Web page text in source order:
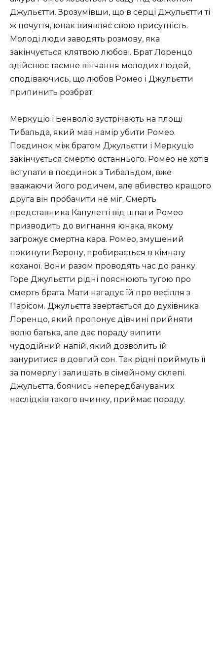
Джульєтти. Зрозумівши, що в серці Джульєтти ті
ж почуття, юнак виявляє свою присутність.
Молоді люди заводять розмову, яка
закінчується клятвою любові. Брат Лоренцо
здійснює таємне вінчання молодих людей,
сподіваючись, що любов Ромео і Джульєтти
припинить розбрат.
Меркуціо і Бенволіо зустрічають на площі
Тибальда, який мав намір убити Ромео.
Поєдинок між братом Джульєтти і Меркуціо
закінчується смертю останнього. Ромео не хотів
вступати в поєдинок з Тибальдом, вже
вважаючи його родичем, але вбивство кращого
друга він пробачити не міг. Смерть
представника Капулетті від шпаги Ромео
призводить до вигнання юнака, якому
загрожує смертна кара. Ромео, змушений
покинути Верону, пробирається в кімнату
коханої. Вони разом проводять час до ранку.
Горе Джульєтти рідні пояснюють тугою про
смерть брата. Мати нагадує їй про весілля з
Парісом. Джульєтта звертається до духівника
Лоренцо, який пропонує дівчині прийняти
волю батька, але дає пораду випити
чудодійний напій, який дозволить їй
зануритися в довгий сон. Так рідні приймуть її
за померлу і залишать в сімейному склепі.
Джульєтта, боячись непередбачуваних
наслідків такого вчинку, приймає пораду.